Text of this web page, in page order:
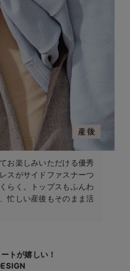
お楽しみいただける優秀
スがサイドファスナーつ
らく。トップスもふんわ
忙しい産後もそのまま活
トが嬉しい！